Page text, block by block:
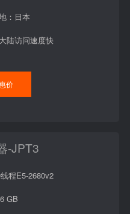
：日本
陆访问速度快
价
-JPT3
程E5-2680v2
GB